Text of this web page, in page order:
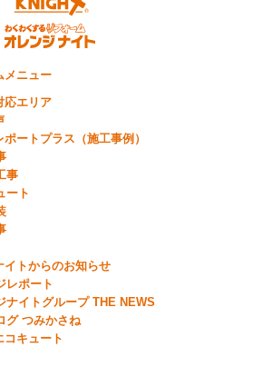
メニュー
応エリア
ートプラス（施工事例）
事
ート
イトからのお知らせ
レポート
ナイトグループ THE NEWS
グ つみかさね
コキュート